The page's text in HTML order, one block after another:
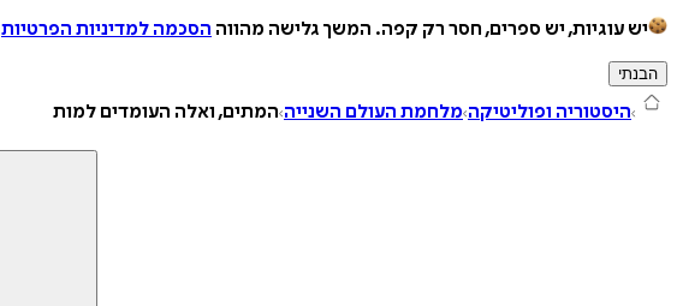
יש עוגיות, יש ספרים, חסר רק קפה. המשך גלישה מהווה הסכמה למדיניות הפרטיות
הבנתי
היסטוריה ופוליטיקה מלחמת העולם השנייה המתים, ואלה העומדים למות